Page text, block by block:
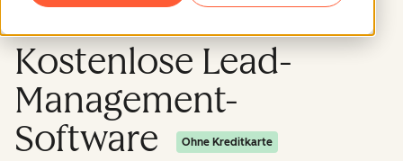
Kostenlose Lead-
Management-
Software
Ohne Kreditkarte